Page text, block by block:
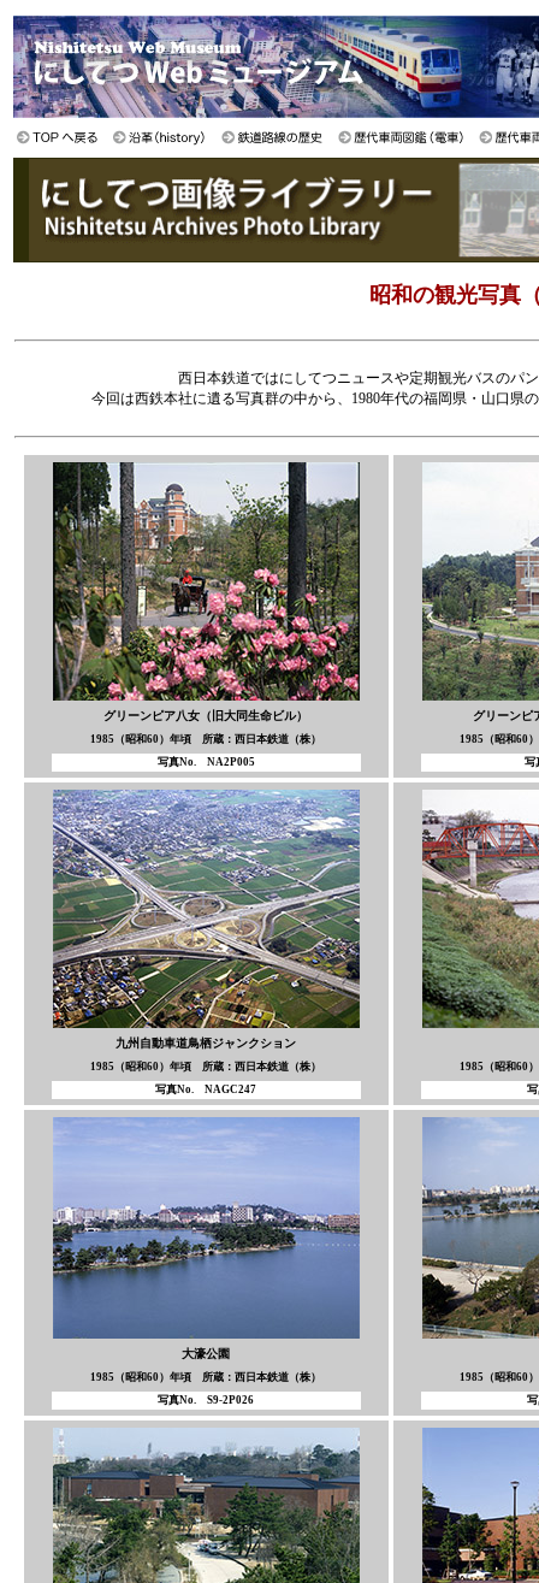
昭和の観光写真
西日本鉄道ではにしてつニュースや定期観光バスのパ
今回は西鉄本社に遺る写真群の中から、1980年代の福岡県・山口
グリーンピア八女（旧大同生命ビル）
1985（昭和60）年頃 所蔵：西日本鉄道（株）
写真No. NA2P005
グリーンピ
1985（昭和60
写
九州自動車道鳥栖ジャンクション
1985（昭和60）年頃 所蔵：西日本鉄道（株）
写真No. NAGC247
1985（昭和60
大濠公園
1985（昭和60）年頃 所蔵：西日本鉄道（株）
写真No. S9-2P026
1985（昭和60